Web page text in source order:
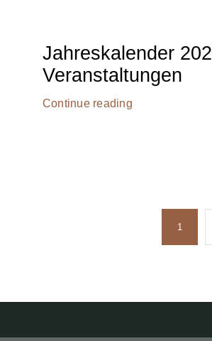
Jahreskalender
Veranstaltungen
Continue reading
1